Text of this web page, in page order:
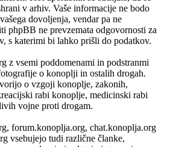
v arhiv. Vaše informacije ne bodo
dovoljenja, vendar pa ne
phpBB ne prevzemata odgovornosti za
s katerimi bi lahko prišli do podatkov.
z vsemi poddomenami in podstranmi
o konoplji in ostalih drogah.
o vzgoji konoplje, zakonih,
rabi konoplje, medicinski rabi
vojne proti drogam.
forum.konoplja.org, chat.konoplja.org
vsebujejo tudi različne članke,